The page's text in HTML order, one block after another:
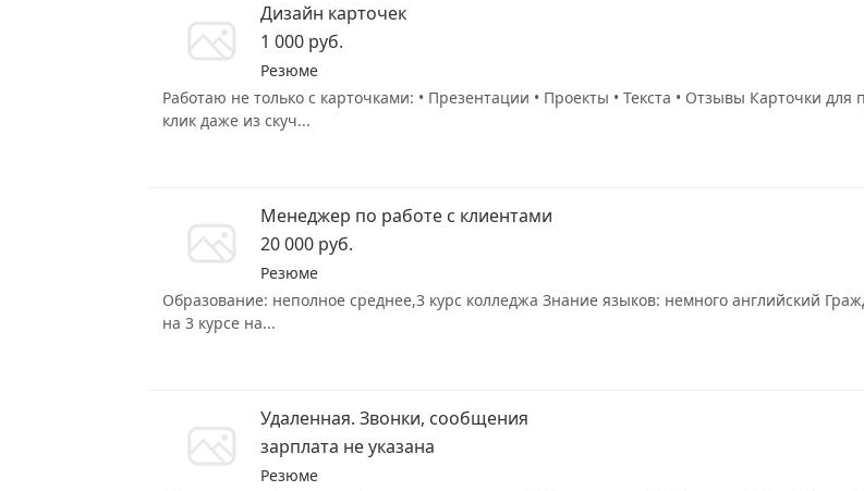
Дизайн карточек
1 000 руб.
Резюме
Работаю не только с карточками: • Презентации • Проекты • Текста • Отзывы Карточки
клик даже из скуч...
Менеджер по работе с клиентами
20 000 руб.
Резюме
Образование: неполное среднее,3 курс колледжа Знание языков: немного английский
на 3 курсе на...
Удаленная. Звонки, сообщения
зарплата не указана
Резюме